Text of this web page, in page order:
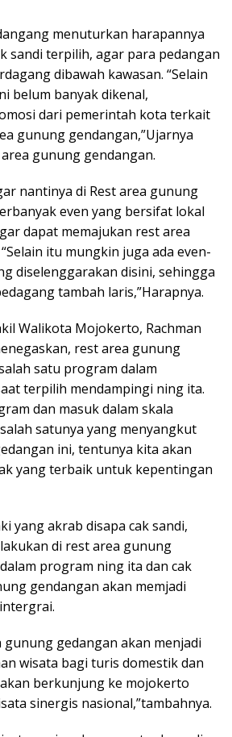
menuturkan harapannya
sandi terpilih, agar para pedangan
dibawah kawasan. “Selain
belum banyak dikenal,
dari pemerintah kota terkait
gunung gendangan,”Ujarnya
gunung gendangan.
nantinya di Rest area gunung
even yang bersifat lokal
dapat memajukan rest area
itu mungkin juga ada even-
diselenggarakan disini, sehingga
tambah laris,”Harapnya.
Walikota Mojokerto, Rachman
rest area gunung
satu program dalam
terpilih mendampingi ning ita.
dan masuk dalam skala
satunya yang menyangkut
ini, tentunya kita akan
yang terbaik untuk kepentingan
yang akrab disapa cak sandi,
di rest area gunung
program ning ita dan cak
gendangan akan memjadi
gunung gedangan akan menjadi
wisata bagi turis domestik dan
berkunjung ke mojokerto
sinergis nasional,”tambahnya.